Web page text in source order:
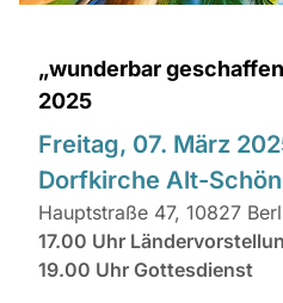
„wunderbar
2025
Freitag, 07. März
Dorfkirche Alt-
Hauptstraße 47, 10827
17.00 Uhr
19.00 Uhr Gottesdienst